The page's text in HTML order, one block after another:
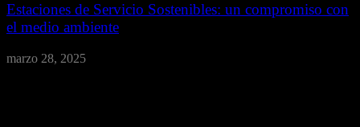
Estaciones de Servicio Sostenibles: un compromiso con
el medio ambiente
marzo 28, 2025